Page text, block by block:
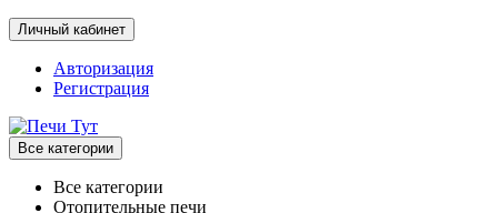
Личный кабинет
Авторизация
Регистрация
Все категории
Все категории
Отопительные печи